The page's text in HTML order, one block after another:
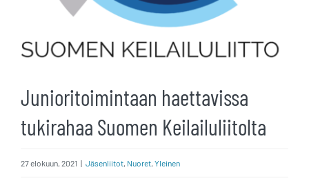
Junioritoimintaan haettavissa
tukirahaa Suomen Keilailuliitolta
27 elokuun, 2021 | Jäsenliitot, Nuoret, Yleinen